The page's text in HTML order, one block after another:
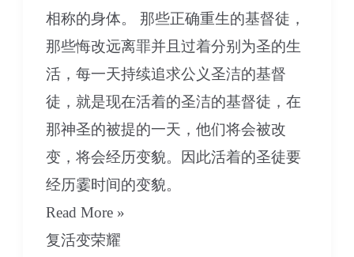
相称的身体。 那些正确重生的基督徒，
那些悔改远离罪并且过着分别为圣的生
活，每一天持续追求公义圣洁的基督
徒，就是现在活着的圣洁的基督徒，在
那神圣的被提的一天，他们将会被改
变，将会经历变貌。因此活着的圣徒要
经历霎时间的变貌。
07
永
Read More »
复活变荣耀